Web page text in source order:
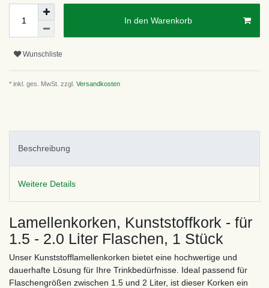
In den Warenkorb
Wunschliste
* inkl. ges. MwSt. zzgl. Versandkosten
Beschreibung
Weitere Details
Lamellenkorken, Kunststoffkork - für
1.5 - 2.0 Liter Flaschen, 1 Stück
Unser Kunststofflamellenkorken bietet eine hochwertige und
dauerhafte Lösung für Ihre Trinkbedürfnisse. Ideal passend für
Flaschengrößen zwischen 1.5 und 2 Liter, ist dieser Korken ein